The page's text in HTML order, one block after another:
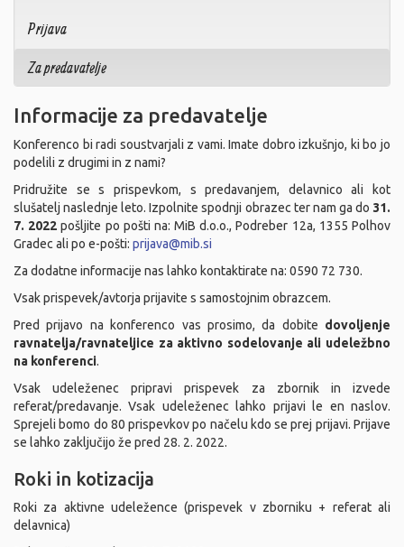
Prijava
Za predavatelje
Informacije za predavatelje
Konferenco bi radi soustvarjali z vami. Imate dobro izkušnjo, ki bo jo
podelili z drugimi in z nami?
Pridružite se s prispevkom, s predavanjem, delavnico ali kot
slušatelj naslednje leto. Izpolnite spodnji obrazec ter nam ga do 31.
7. 2022 pošljite po pošti na: MiB d.o.o., Podreber 12a, 1355 Polhov
Gradec ali po e-pošti: prijava@mib.si
Za dodatne informacije nas lahko kontaktirate na: 0590 72 730.
Vsak prispevek/avtorja prijavite s samostojnim obrazcem.
Pred prijavo na konferenco vas prosimo, da dobite dovoljenje
ravnatelja/ravnateljice za aktivno sodelovanje ali udeležbno
na konferenci.
Vsak udeleženec pripravi prispevek za zbornik in izvede
referat/predavanje. Vsak udeleženec lahko prijavi le en naslov.
Sprejeli bomo do 80 prispevkov po načelu kdo se prej prijavi. Prijave
se lahko zaključijo že pred 28. 2. 2022.
Roki in kotizacija
Roki za aktivne udeležence (prispevek v zborniku + referat ali
delavnica)